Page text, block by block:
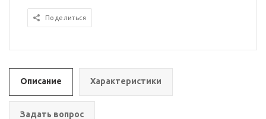
Поделиться
Описание Характеристики
Задать вопрос